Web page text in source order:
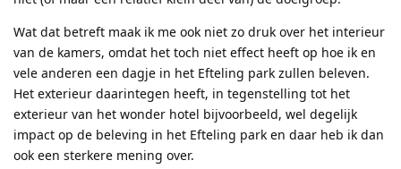
Wat dat betreft maak ik me ook niet zo druk over het interieur
van de kamers, omdat het toch niet effect heeft op hoe ik en
vele anderen een dagje in het Efteling park zullen beleven.
Het exterieur daarintegen heeft, in tegenstelling tot het
exterieur van het wonder hotel bijvoorbeeld, wel degelijk
impact op de beleving in het Efteling park en daar heb ik dan
ook een sterkere mening over.